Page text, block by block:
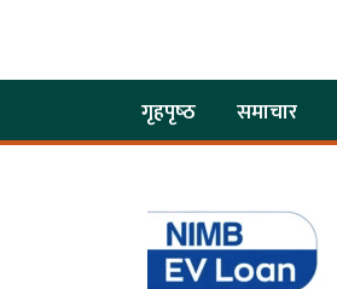
गृहपृष्‍ठ समाचार